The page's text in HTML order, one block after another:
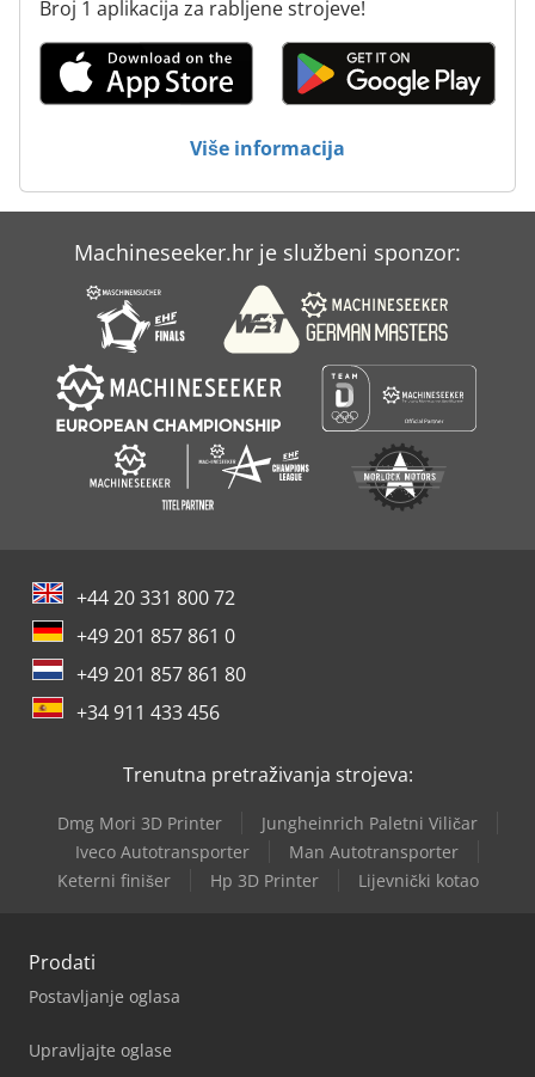
Strojevi I Alati Za Obradu Kamena
Sustav Za Hranjenje
Broj 1 aplikacija za rabljene strojeve!
Više informacija
Machineseeker.hr je službeni sponzor:
+44 20 331 800 72
+49 201 857 861 0
+49 201 857 861 80
+34 911 433 456
Trenutna pretraživanja strojeva:
Dmg Mori 3D Printer
Jungheinrich Paletni Viličar
Iveco Autotransporter
Man Autotransporter
Keterni finišer
Hp 3D Printer Lijevnički kotao
Prodati
Postavljanje oglasa
Upravljajte oglase